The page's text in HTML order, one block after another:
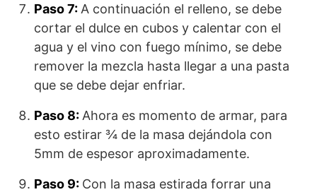
Paso 7: A continuación el relleno, se debe
cortar el dulce en cubos y calentar con el
agua y el vino con fuego mínimo, se debe
remover la mezcla hasta llegar a una pasta
que se debe dejar enfriar.
Paso 8: Ahora es momento de armar, para
esto estirar ¾ de la masa dejándola con
5mm de espesor aproximadamente.
Paso 9: Con la masa estirada forrar una